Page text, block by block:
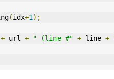
(idx+1 );
+ url + " (line #" + line +